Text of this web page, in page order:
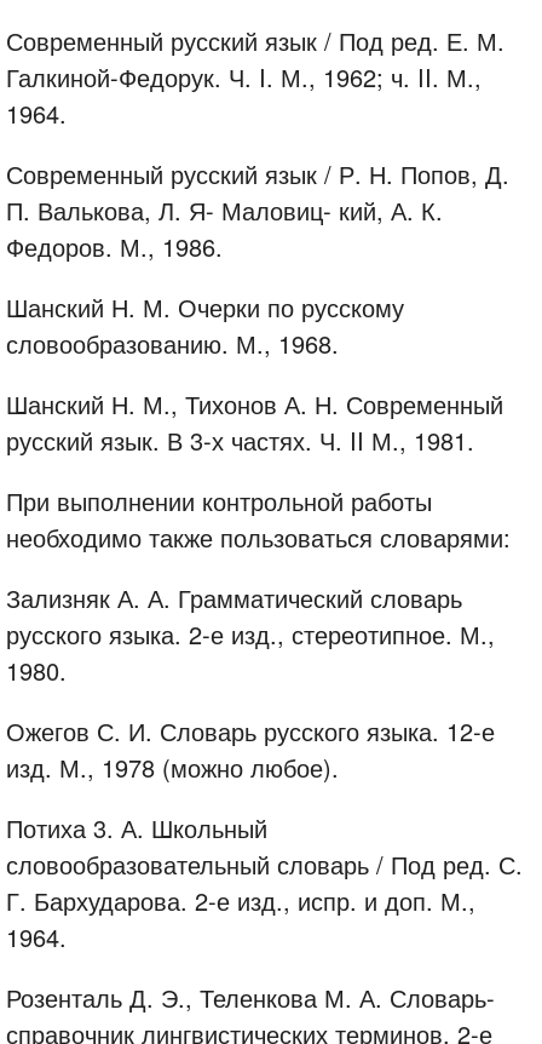
Современный русский язык / Под ред. Е. М.
Галкиной-Федорук. Ч. I. М., 1962; ч. II. М.,
1964.
Современный русский язык / Р. Н. Попов, Д.
П. Валькова, Л. Я- Маловиц- кий, А. К.
Федоров. М., 1986.
Шанский Н. М. Очерки по русскому
словообразованию. М., 1968.
Шанский Н. М., Тихонов А. Н. Современный
русский язык. В 3-х частях. Ч. II М., 1981.
При выполнении контрольной работы
необходимо также пользоваться словарями:
Зализняк А. А. Грамматический словарь
русского языка. 2-е изд., стереотипное. М.,
1980.
Ожегов С. И. Словарь русского языка. 12-е
изд. М., 1978 (можно любое).
Потиха 3. А. Школьный
словообразовательный словарь / Под ред. С.
Г. Бархударова. 2-е изд., испр. и доп. М.,
1964.
Розенталь Д. Э., Теленкова М. А. Словарь-
справочник лингвистических терминов. 2-е